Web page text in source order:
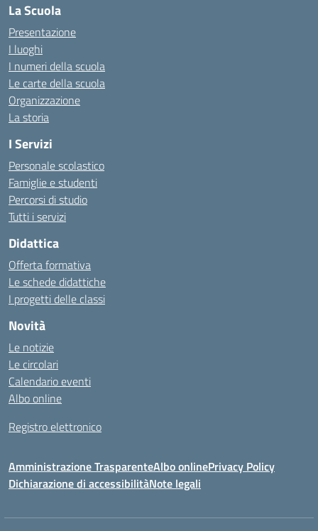
La Scuola
Presentazione
I luoghi
I numeri della scuola
Le carte della scuola
Organizzazione
La storia
I Servizi
Personale scolastico
Famiglie e studenti
Percorsi di studio
Tutti i servizi
Didattica
Offerta formativa
Le schede didattiche
I progetti delle classi
Novità
Le notizie
Le circolari
Calendario eventi
Albo online
Registro elettronico
Amministrazione TrasparenteAlbo onlinePrivacy Policy
Dichiarazione di accessibilitàNote legali